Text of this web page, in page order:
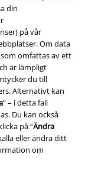
din
på vår
Om data
omfattas av ett
är lämpligt
du till
Alternativt kan
” – i detta fall
Du kan också
på “Ändra
eller ändra ditt
om